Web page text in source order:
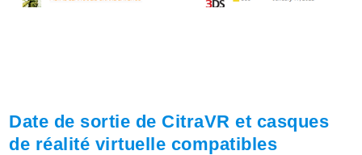
Date de sortie de CitraVR et casques
de réalité virtuelle compatibles